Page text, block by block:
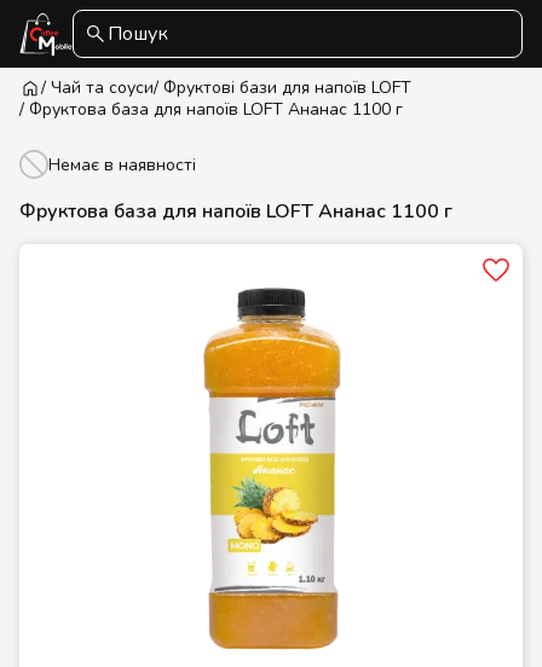
Пошук
/ Чай та соуси/ Фруктові бази для напоїв LOFT
/ Фруктова база для напоїв LOFT Ананас 1100 г
Немає в наявності
Фруктова база для напоїв LOFT Ананас 1100 г